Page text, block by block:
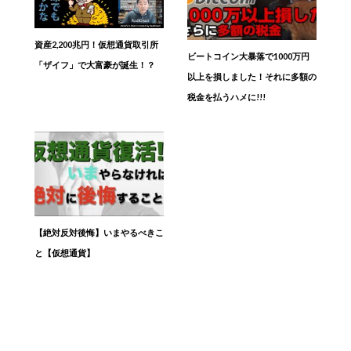
資産2,200兆円！仮想通貨取引所
「ザイフ」で大富豪が誕生！？
ビートコイン大暴落で1000万円
以上を損しました！それに多額の
税金を払うハメに!!!
【絶対反対後悔】いまやるべきこ
と【仮想通貨】